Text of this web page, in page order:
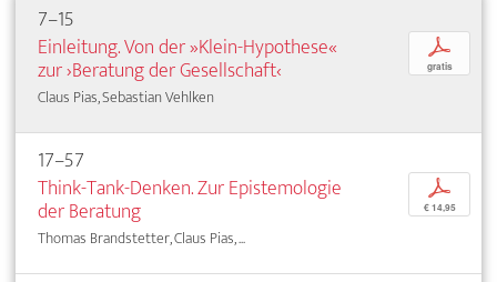
7–15
Einleitung. Von der »Klein-Hypothese«
zur ›Beratung der Gesellschaft‹
Claus Pias, Sebastian Vehlken
p
gratis
17–57
Think-Tank-Denken. Zur Epistemologie
der Beratung
Thomas Brandstetter, Claus Pias, ...
p
€ 14,95